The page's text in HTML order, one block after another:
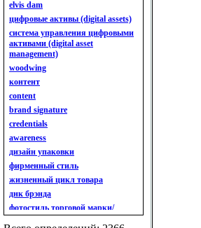
анализ имиджа
анализ кластерный
анализ конкурентов
анализ кросс-культурных
особенностей
анализ мак кинси «7s»
анализ макросистемы
анализ маркетинговый
анализ рынка
анализ ситуационный
анализ экспертный
индивидуальный
анкета
ассортимент
ассортимент товарный.
планирование товарного
ассортимента
ассортимент. глубина
elvis dam
цифровые активы (digital assets)
система управления цифровыми
активами (digital asset
management)
woodwing
контент
content
brand signature
credentials
awareness
дизайн упаковки
фирменный стиль
жизненный цикл товара
днк брэнда
фотостиль торговой марки/
линейки продукции